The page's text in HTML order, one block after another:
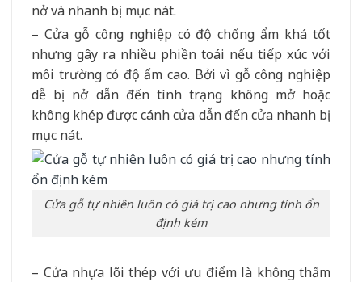
nở và nhanh bị mục nát.
– Cửa gỗ công nghiệp có độ chống ẩm khá tốt
nhưng gây ra nhiều phiền toái nếu tiếp xúc với
môi trường có độ ẩm cao. Bởi vì gỗ công nghiệp
dễ bị nở dẫn đến tình trạng không mở hoặc
không khép được cánh cửa dẫn đến cửa nhanh bị
mục nát.
Cửa gỗ tự nhiên luôn có giá trị cao nhưng tính ổn
định kém
– Cửa nhựa lõi thép với ưu điểm là không thấm